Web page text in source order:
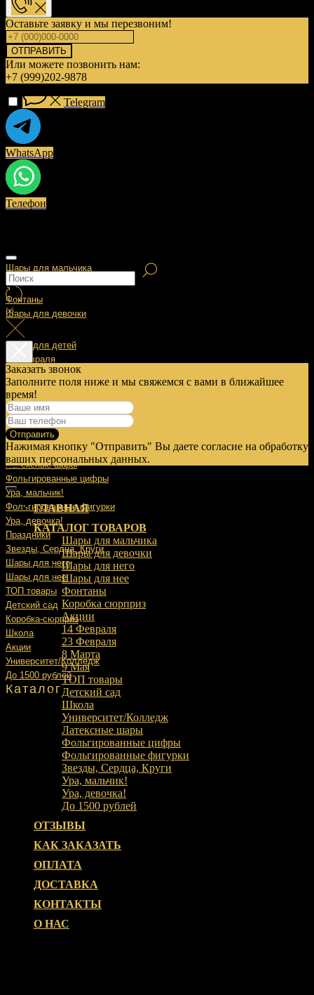
Шары для мальчика
Фонтаны
Шары для девочки
Шары для детей
14 Февраля
23 Февраля
8 Марта
9 Мая
Выписка
Латексные шары
Фольгированные цифры
Ура, мальчик!
Фольгированные фигурки
Ура, девочка!
Праздники
Звезды, Сердца, Круги
Шары для него
Шары для нее
ТОП товары
Детский сад
Коробка-сюрприз
Школа
Акции
Университет/Колледж
До 1500 рублей
Каталог
Оставьте заявку и мы перезвоним!
ОТПРАВИТЬ
Или можете позвонить нам:
+7 (999)202-9878
Telegram
WhatsApp
Телефон
Заказать звонок
Заполните поля ниже и мы свяжемся с вами в ближайшее
время!
Отправить
Нажимая кнопку "Отправить" Вы даете согласие на обработку
ваших персональных данных.
ГЛАВНАЯ
КАТАЛОГ ТОВАРОВ
Шары для мальчика
Шары для девочки
Шары для него
Шары для нее
Фонтаны
Коробка сюрприз
Акции
14 Февраля
23 Февраля
8 Марта
9 Мая
ТОП товары
Детский сад
Школа
Университет/Колледж
Латексные шары
Фольгированные цифры
Фольгированные фигурки
Звезды, Сердца, Круги
Ура, мальчик!
Ура, девочка!
До 1500 рублей
ОТЗЫВЫ
КАК ЗАКАЗАТЬ
ОПЛАТА
ДОСТАВКА
КОНТАКТЫ
О НАС